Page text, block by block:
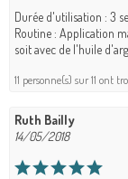
Durée d'utilisation : 3
Routine : Application
soit avec de l'huile
11 personne(s) sur 11 ont
Ruth Bailly
14/05/2018